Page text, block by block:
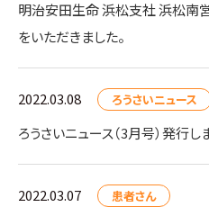
明治安田生命 浜松支社 浜松南
をいただきました。
2022.03.08 ろうさいニュース
ろうさいニュース（3月号）発行し
2022.03.07 患者さん